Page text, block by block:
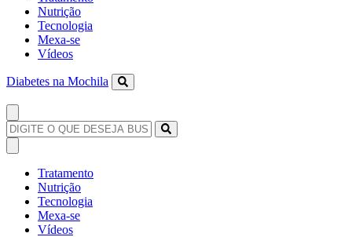
Nutrição
Tecnologia
Mexa-se
Vídeos
Diabetes na Mochila
Tratamento
Nutrição
Tecnologia
Mexa-se
Vídeos